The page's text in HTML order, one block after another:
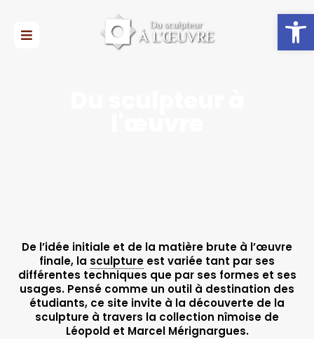
Ouvrir
De l’idée initiale et de la matière brute à l’œuvre
finale, la sculpture est variée tant par ses
différentes techniques que par ses formes et ses
usages. Pensé comme un outil à destination des
étudiants, ce site invite à la découverte de la
sculpture à travers la collection nîmoise de
Léopold et Marcel Mérignargues.